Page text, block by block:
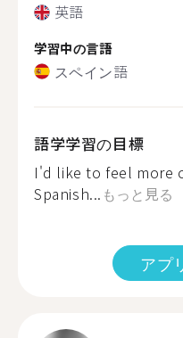
英語
学習中の言語
スペイン語
語学学習の目標
I'd like to feel more
Spanish... もっと見る
アプ